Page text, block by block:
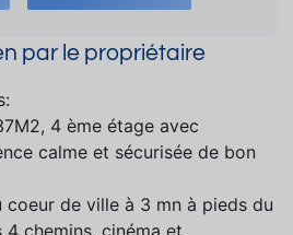
par le propriétaire
4 ème étage avec
calme et sécurisée de bon
coeur de ville à 3 mn à pieds du